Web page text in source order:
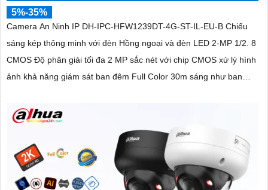
5%-35%
Camera An Ninh IP DH-IPC-HFW1239DT-4G-ST-IL-EU-B Chiếu
sáng kép thông minh với đèn Hồng ngoại và đèn LED 2-MP 1/2. 8
CMOS Độ phân giải tối đa 2 MP sắc nét với chip CMOS xử lý hình
ảnh khả năng giám sát ban đêm Full Color 30m sáng như ban